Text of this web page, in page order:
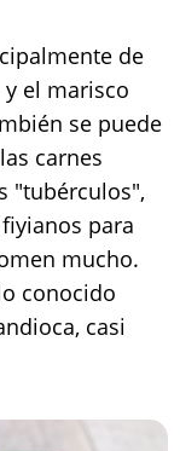
de
el marisco
se puede
carnes
"tubérculos",
para
mucho.
conocido
casi